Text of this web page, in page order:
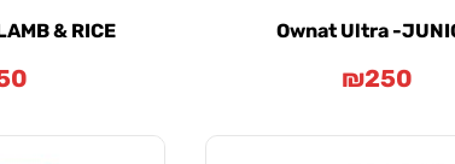
Ownat Ultra -
₪250
& RICE